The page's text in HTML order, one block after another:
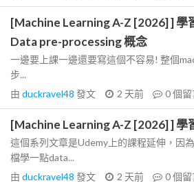
[Machine Learning A-Z [2026] ] 學
Data pre-processing 概念
一邊要上課一邊還要寫這個不容易! 整個
步...
由 duckravel48 發文 2 天前 0個留
[Machine Learning A-Z [2026] ] 學
這個系列文章是Udemy上的課程延伸，因
檔學一點data...
由 duckravel48 發文 2 天前 0個留